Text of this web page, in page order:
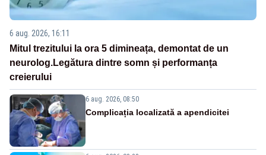
6 aug. 2026, 16:11
Mitul trezitului la ora 5 dimineața, demontat de un
neurolog.Legătura dintre somn și performanța
creierului
6 aug. 2026, 08:50
Complicația localizată a apendicitei